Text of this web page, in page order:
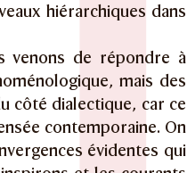
hiérarchiques dans
venons de répondre à
mais des
côté dialectique, car ce
contemporaine. On
évidentes qui